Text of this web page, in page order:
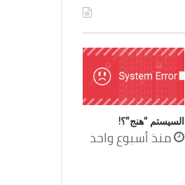
السيستم “هنج”؟!
منذ أسبوع واحد